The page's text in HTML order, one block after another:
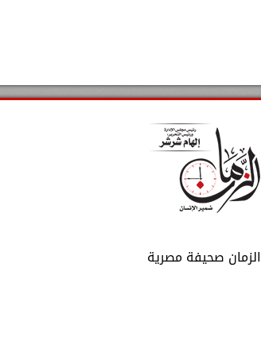
الزمان صحيفة مصرية